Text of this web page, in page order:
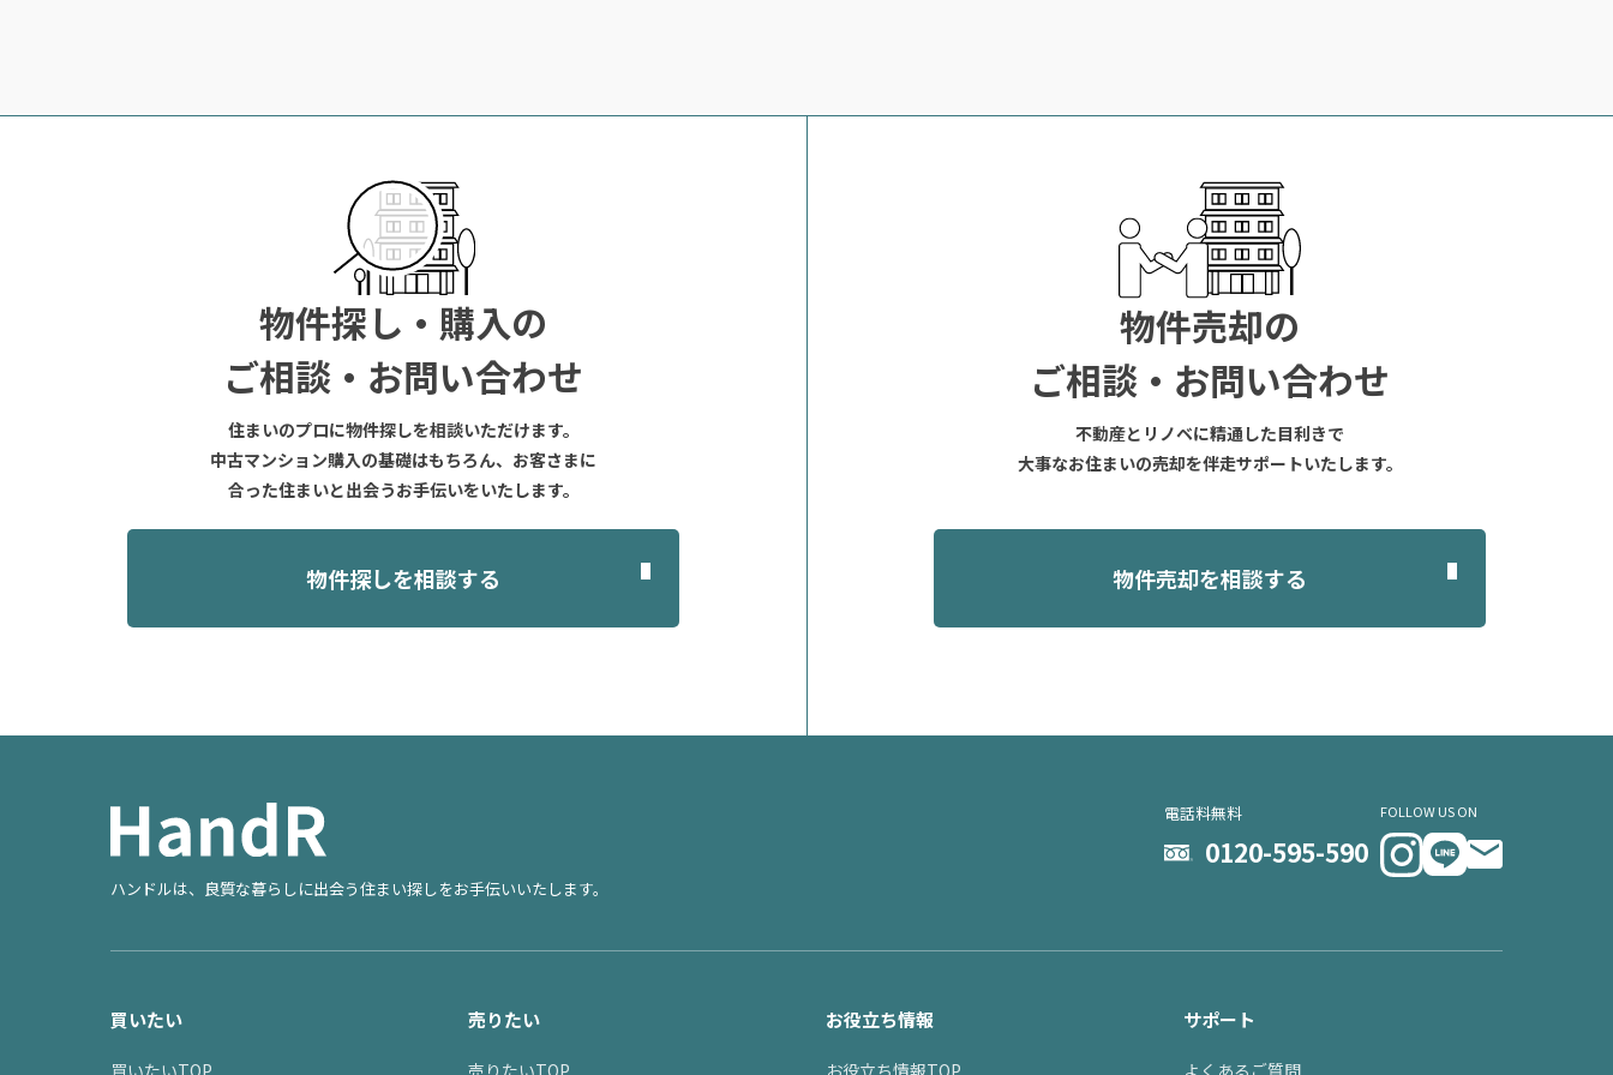
物件探し・購入の
ご相談・お問い合わせ
住まいのプロに物件探しを相談いただけます。
中古マンション購入の基礎はもちろん、お客さまに
合った住まいと出会うお手伝いをいたします。
物件探しを相談する
物件売却の
ご相談・お問い合わせ
不動産とリノベに精通した目利きで
大事なお住まいの売却を伴走サポートいたします。
物件売却を相談する
ハンドルは、良質な暮らしに出会う住まい探しをお手伝いいたします。
電話料無料
0120-595-590
FOLLOW US ON
買いたい 売りたい お役立ち情報 サポート